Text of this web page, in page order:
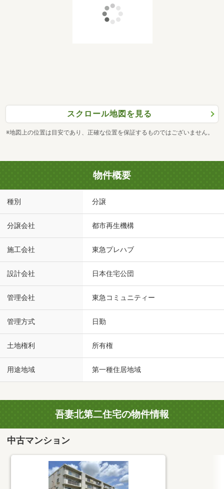
スクロール地図を見る
※地図上の位置は目安であり、正確な位置を保証するものではございません。
物件概要
種別 分譲
分譲会社 都市再生機構
施工会社 東急プレハブ
設計会社 日本住宅公団
管理会社 東急コミュニティー
管理方式 日勤
土地権利 所有権
用途地域 第一種住居地域
吾妻北第二住宅の物件情報
中古マンション